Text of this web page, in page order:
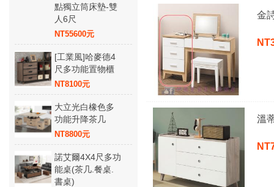
點獨立筒床墊-雙
人6尺
NT55600元
[工業風]哈麥德4
尺多功能置物櫃
NT8100元
大立光白橡色多
功能升降茶几
NT8800元
諾艾爾4X4尺多功
能桌(茶几.餐桌.
書桌)
金
溫